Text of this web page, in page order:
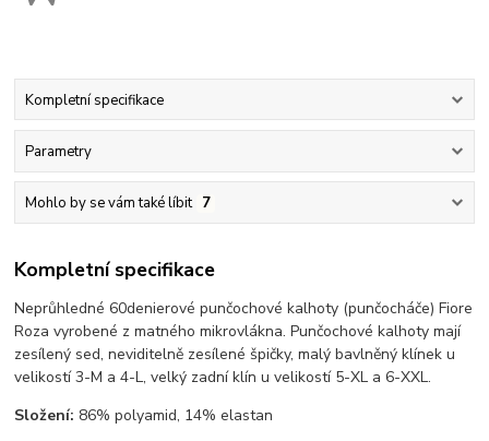
Kompletní specifikace
Parametry
Mohlo by se vám také líbit 7
Kompletní specifikace
Neprůhledné 60denierové punčochové kalhoty (punčocháče) Fiore
Roza vyrobené z matného mikrovlákna. Punčochové kalhoty mají
zesílený sed, neviditelně zesílené špičky, malý bavlněný klínek u
velikostí 3-M a 4-L, velký zadní klín u velikostí 5-XL a 6-XXL.
Složení: 86% polyamid, 14% elastan